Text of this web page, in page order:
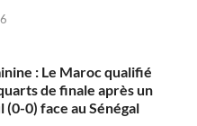
: Le Maroc qualifié
de finale après un
(0-0) face au Sénégal